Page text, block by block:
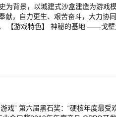
为背景，以城建式沙盒建造为游戏
献，自力更生、艰苦奋斗，大力协
料不足，玩家需安排工作人员种植
的历史，玩家需要从无到有，从几
升科技水平，最终实现核工业、国
还原时代风貌，完美复刻那个存在
弹爆炸、卫星上天等伟大历史进程
戏” 第六届黑石奖：“硬核年度最受